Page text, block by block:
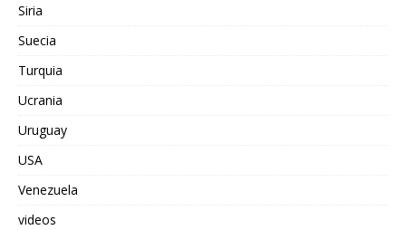
Siria
Suecia
Turquia
Ucrania
Uruguay
USA
Venezuela
videos